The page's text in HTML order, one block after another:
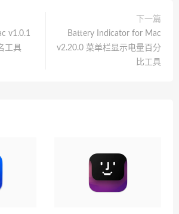
v1.0.1
工具
下一篇
Battery Indicator for Mac
v2.20.0 菜单栏显示电量百分
比工具